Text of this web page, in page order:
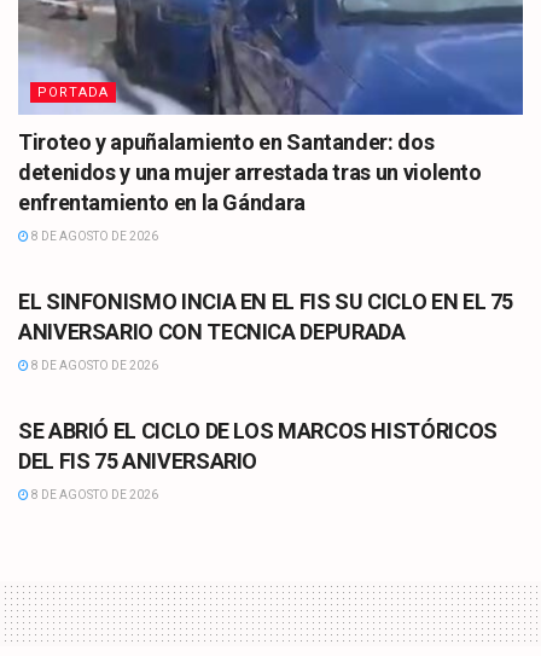
PORTADA
Tiroteo y apuñalamiento en Santander: dos
detenidos y una mujer arrestada tras un violento
enfrentamiento en la Gándara
8 DE AGOSTO DE 2026
EL SINFONISMO INCIA EN EL FIS SU CICLO EN EL 75
ANIVERSARIO CON TECNICA DEPURADA
8 DE AGOSTO DE 2026
SE ABRIÓ EL CICLO DE LOS MARCOS HISTÓRICOS
DEL FIS 75 ANIVERSARIO
8 DE AGOSTO DE 2026